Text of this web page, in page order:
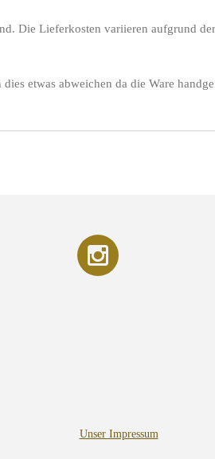
Die Lieferkosten variieren aufgrund
etwas abweichen da die Ware
Unser Impressum